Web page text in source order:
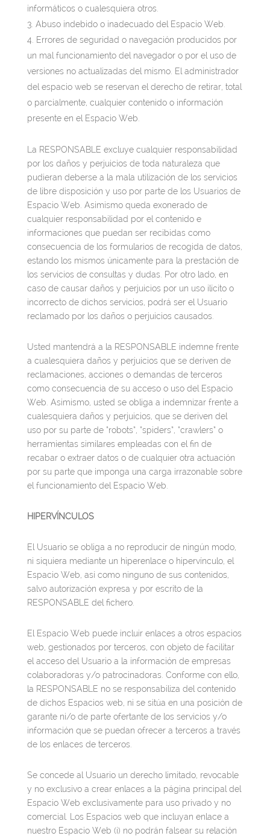
informáticos o cualesquiera otros.
Abuso indebido o inadecuado del Espacio Web.
Errores de seguridad o navegación producidos por
un mal funcionamiento del navegador o por el uso de
versiones no actualizadas del mismo. El administrador
del espacio web se reservan el derecho de retirar, total
o parcialmente, cualquier contenido o información
presente en el Espacio Web.
La RESPONSABLE excluye cualquier responsabilidad
por los daños y perjuicios de toda naturaleza que
pudieran deberse a la mala utilización de los servicios
de libre disposición y uso por parte de los Usuarios de
Espacio Web. Asimismo queda exonerado de
cualquier responsabilidad por el contenido e
informaciones que puedan ser recibidas como
consecuencia de los formularios de recogida de datos,
estando los mismos únicamente para la prestación de
los servicios de consultas y dudas. Por otro lado, en
caso de causar daños y perjuicios por un uso ilícito o
incorrecto de dichos servicios, podrá ser el Usuario
reclamado por los daños o perjuicios causados.
Usted mantendrá a la RESPONSABLE indemne frente
a cualesquiera daños y perjuicios que se deriven de
reclamaciones, acciones o demandas de terceros
como consecuencia de su acceso o uso del Espacio
Web. Asimismo, usted se obliga a indemnizar frente a
cualesquiera daños y perjuicios, que se deriven del
uso por su parte de “robots”, “spiders”, “crawlers” o
herramientas similares empleadas con el fin de
recabar o extraer datos o de cualquier otra actuación
por su parte que imponga una carga irrazonable sobre
el funcionamiento del Espacio Web.
HIPERVÍNCULOS
El Usuario se obliga a no reproducir de ningún modo,
ni siquiera mediante un hiperenlace o hipervínculo, el
Espacio Web, así como ninguno de sus contenidos,
salvo autorización expresa y por escrito de la
RESPONSABLE del fichero.
El Espacio Web puede incluir enlaces a otros espacios
web, gestionados por terceros, con objeto de facilitar
el acceso del Usuario a la información de empresas
colaboradoras y/o patrocinadoras. Conforme con ello,
la RESPONSABLE no se responsabiliza del contenido
de dichos Espacios web, ni se sitúa en una posición de
garante ni/o de parte ofertante de los servicios y/o
información que se puedan ofrecer a terceros a través
de los enlaces de terceros.
Se concede al Usuario un derecho limitado, revocable
y no exclusivo a crear enlaces a la página principal del
Espacio Web exclusivamente para uso privado y no
comercial. Los Espacios web que incluyan enlace a
nuestro Espacio Web (i) no podrán falsear su relación